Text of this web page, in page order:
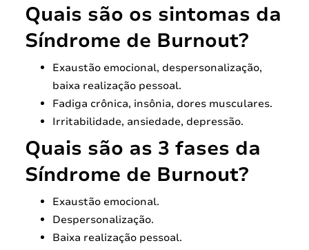
Quais são os sintomas da
Síndrome de Burnout?
Exaustão emocional, despersonalização,
baixa realização pessoal.
Fadiga crônica, insônia, dores musculares.
Irritabilidade, ansiedade, depressão.
Quais são as 3 fases da
Síndrome de Burnout?
Exaustão emocional.
Despersonalização.
Baixa realização pessoal.